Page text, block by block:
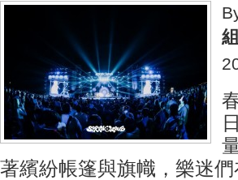
組
著繽紛帳篷與旗幟，樂迷